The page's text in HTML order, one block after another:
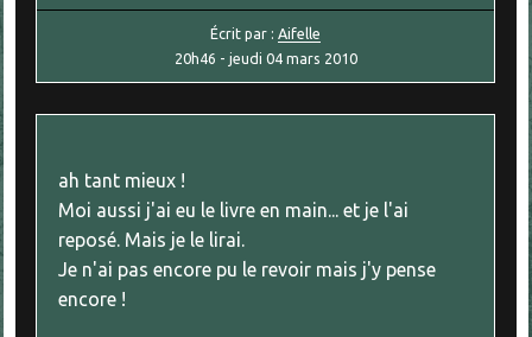
Écrit par : Aifelle
20h46 - jeudi 04 mars 2010
ah tant mieux !
Moi aussi j'ai eu le livre en main... et je l'ai
reposé. Mais je le lirai.
Je n'ai pas encore pu le revoir mais j'y pense
encore !